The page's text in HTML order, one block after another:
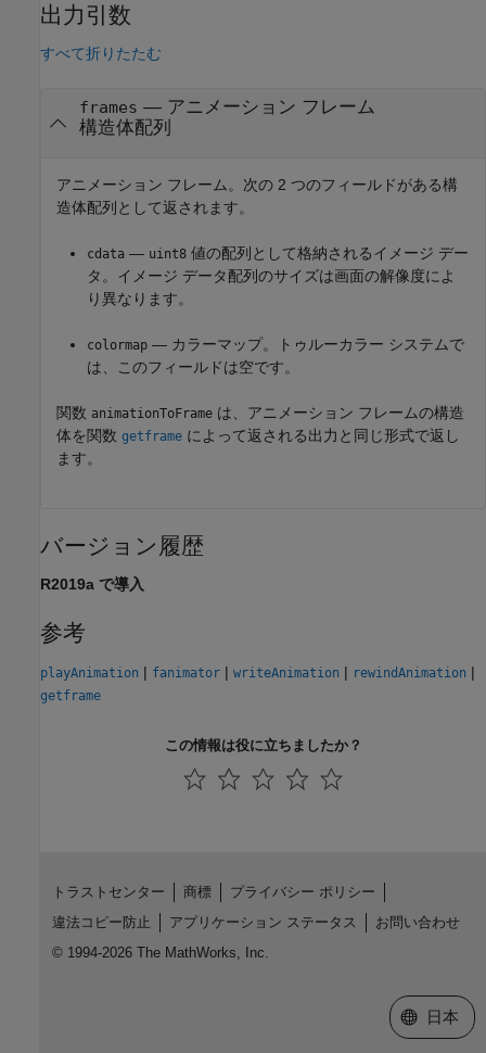
出力引数
すべて折りたたむ
frames — アニメーション フレーム
構造体配列
アニメーション フレーム。次の 2 つのフィールドがある構
造体配列として返されます。
cdata — uint8 値の配列として格納されるイメージ デー
タ。イメージ データ配列のサイズは画面の解像度によ
り異なります。
colormap — カラーマップ。トゥルーカラー システムで
は、このフィールドは空です。
関数 animationToFrame は、アニメーション フレームの構造
体を関数 getframe によって返される出力と同じ形式で返し
ます。
バージョン履歴
R2019a で導入
参考
playAnimation | fanimator | writeAnimation | rewindAnimation |
getframe
この情報は役に立ちましたか？
トラストセンター 商標
プライバシー ポリシー
違法コピー防止
アプリケーション ステータス
お問い合わせ
© 1994-2026 The MathWorks, Inc.
Web サイ
日本